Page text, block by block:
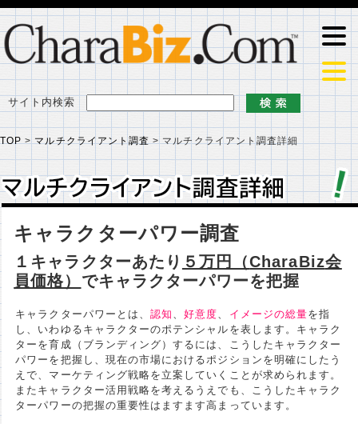
サイト内検索
TOP > マルチクライアント調査 > マルチクライアント調査詳細
マルチクライアント調査詳細
マルチクライアント調査詳細
キャラクターパワー調査
１キャラクターあたり ５万円（CharaBiz会
員価格） でキャラクターパワーを把握
キャラクターパワーとは、認知 、好意度、 イメージの総量を指
し、いわゆるキャラクターのポテンシャルを表します。キャラク
ターを育成（ブランディング）するには、こうしたキャラクター
パワーを把握し、現在の市場におけるポジションを明確にしたう
えで、マーケティング戦略を立案していくことが求められます。
またキャラクター活用戦略を考えるうえでも、こうしたキャラク
ターパワーの把握の重要性はますます高まっています。